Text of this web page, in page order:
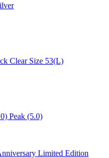
Clear Size 53(L)
Peak (5.0)
Limited Edition